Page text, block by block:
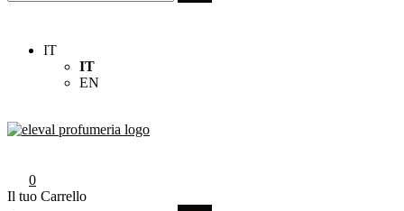
IT
IT
EN
0
Il tuo Carrello